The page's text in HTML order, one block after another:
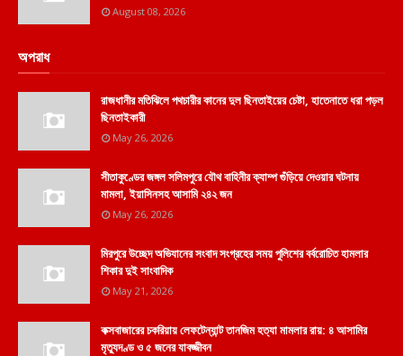
August 08, 2026
অপরাধ
রাজধানীর মতিঝিলে পথচারীর কানের দুল ছিনতাইয়ের চেষ্টা, হাতেনাতে ধরা পড়ল
ছিনতাইকারী
May 26, 2026
সীতাকুণ্ডের জঙ্গল সলিমপুরে যৌথ বাহিনীর ক্যাম্প গুঁড়িয়ে দেওয়ার ঘটনায়
মামলা, ইয়াসিনসহ আসামি ২৪২ জন
May 26, 2026
মিরপুরে উচ্ছেদ অভিযানের সংবাদ সংগ্রহের সময় পুলিশের বর্বরোচিত হামলার
শিকার দুই সাংবাদিক
May 21, 2026
কক্সবাজারের চকরিয়ায় লেফটেন্যান্ট তানজিম হত্যা মামলার রায়: ৪ আসামির
মৃত্যুদণ্ড ও ৫ জনের যাবজ্জীবন